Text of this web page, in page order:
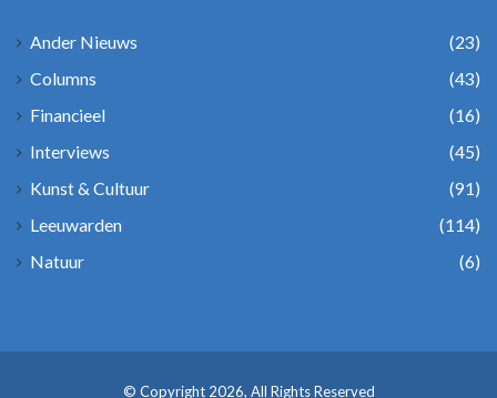
Ander Nieuws
(23)
Columns
(43)
Financieel
(16)
Interviews
(45)
Kunst & Cultuur
(91)
Leeuwarden
(114)
Natuur
(6)
© Copyright 2026, All Rights Reserved